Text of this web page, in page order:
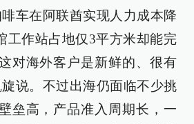
车在阿联酋实现人力成本降
工作站占地仅3平方米却能完
对海外客户是新鲜的、很有
说。不过出海仍面临不少挑
垒高，产品准入周期长，一